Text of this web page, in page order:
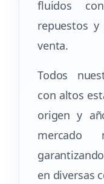
fluidos
repuestos
venta.
Todos
con altos
origen y
mercado
en diversas